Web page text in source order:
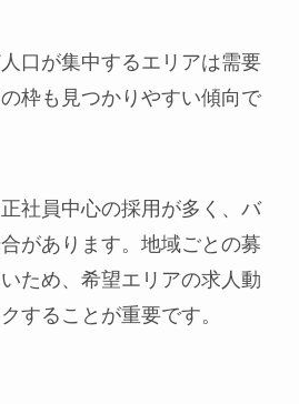
口が集中するエリアは需要
枠も見つかりやすい傾向で
社員中心の採用が多く、バ
があります。地域ごとの募
ため、希望エリアの求人動
することが重要です。